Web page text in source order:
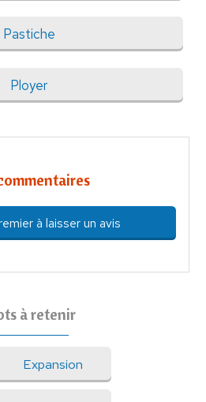
Pastiche
Ployer
à laisser un avis
à retenir
Expansion